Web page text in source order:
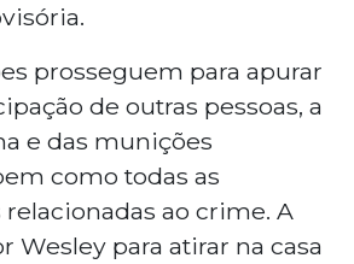
prosseguem para apurar
de outras pessoas, a
e das munições
como todas as
ao crime. A
Wesley para atirar na casa